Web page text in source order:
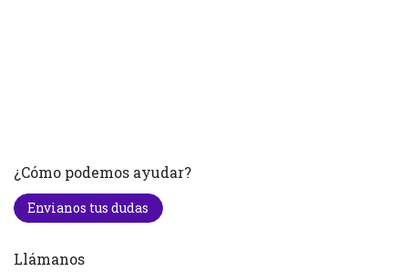
¿Cómo podemos ayudar?
Envianos tus dudas
Llámanos